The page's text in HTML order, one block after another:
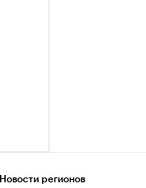
Новости регионов